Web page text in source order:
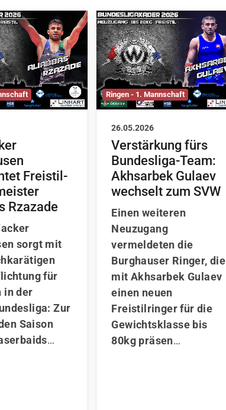
Freistil-
Rzazade
sorgt mit
für
der Ringer-
Zur
Saison
…
Ringen - 1. Mannschaft
26.05.2026
Verstärkung fürs
Bundesliga-Team:
Akhsarbek Gulaev
wechselt zum SVW
Einen weiteren
Neuzugang
vermeldeten die
Burghauser Ringer, die
mit Akhsarbek Gulaev
einen neuen
Freistilringer für die
Gewichtsklasse bis
80kg präsen…